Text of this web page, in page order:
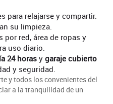
para relajarse y compartir.
su limpieza.
por red, área de ropas y
uso diario.
24 horasy garaje cubierto
y seguridad.
y todos los convenientes del
a la tranquilidad de un